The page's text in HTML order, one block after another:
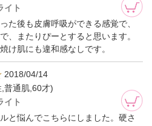
イト
た後も皮膚呼吸ができる感覚で、
、またりぴーとすると思います。
け肌にも違和感なしです。
2018/04/14
普通肌,60才)
イト
と悩んでこちらにしました。硬さ